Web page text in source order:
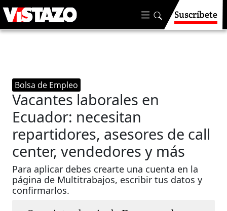
Suscríbete
Bolsa de Empleo
Vacantes laborales en
Ecuador: necesitan
repartidores, asesores de call
center, vendedores y más
Para aplicar debes crearte una cuenta en la
página de Multitrabajos, escribir tus datos y
confirmarlos.